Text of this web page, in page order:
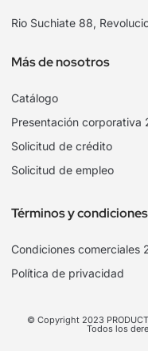
Rio Suchiate 88,
Más de nosotros
Catálogo
Presentación corporativa
Solicitud de crédito
Solicitud de empleo
Términos y condiciones
Condiciones comerciales
Política de privacidad
© Copyright 2023
Todos los